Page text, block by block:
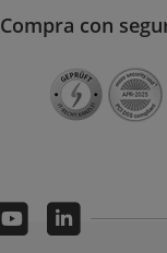
Compra con